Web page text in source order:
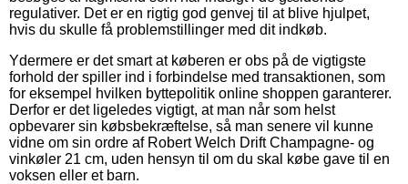
regulativer. Det er en rigtig god genvej til at blive hjulpet,
hvis du skulle få problemstillinger med dit indkøb.
Ydermere er det smart at køberen er obs på de vigtigste
forhold der spiller ind i forbindelse med transaktionen, som
for eksempel hvilken byttepolitik online shoppen garanterer.
Derfor er det ligeledes vigtigt, at man når som helst
opbevarer sin købsbekræftelse, så man senere vil kunne
vidne om sin ordre af Robert Welch Drift Champagne- og
vinkøler 21 cm, uden hensyn til om du skal købe gave til en
voksen eller et barn.